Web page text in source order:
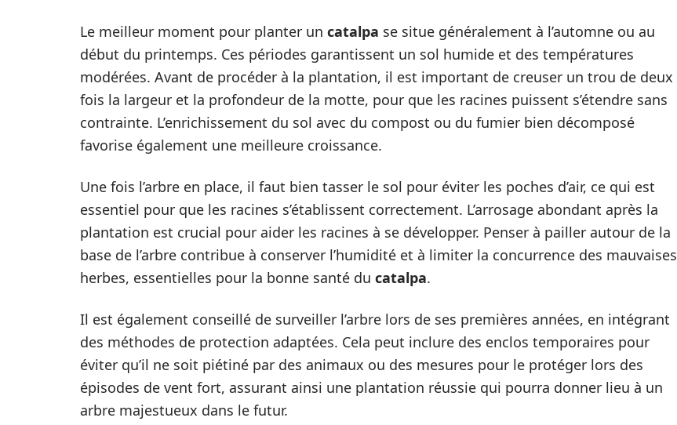
Le meilleur moment pour planter un catalpa se situe généralement à l’automne ou au
début du printemps. Ces périodes garantissent un sol humide et des températures
modérées. Avant de procéder à la plantation, il est important de creuser un trou de deux
fois la largeur et la profondeur de la motte, pour que les racines puissent s’étendre sans
contrainte. L’enrichissement du sol avec du compost ou du fumier bien décomposé
favorise également une meilleure croissance.
Une fois l’arbre en place, il faut bien tasser le sol pour éviter les poches d’air, ce qui est
essentiel pour que les racines s’établissent correctement. L’arrosage abondant après la
plantation est crucial pour aider les racines à se développer. Penser à pailler autour de la
base de l’arbre contribue à conserver l’humidité et à limiter la concurrence des mauvaises
herbes, essentielles pour la bonne santé du catalpa.
Il est également conseillé de surveiller l’arbre lors de ses premières années, en intégrant
des méthodes de protection adaptées. Cela peut inclure des enclos temporaires pour
éviter qu’il ne soit piétiné par des animaux ou des mesures pour le protéger lors des
épisodes de vent fort, assurant ainsi une plantation réussie qui pourra donner lieu à un
arbre majestueux dans le futur.